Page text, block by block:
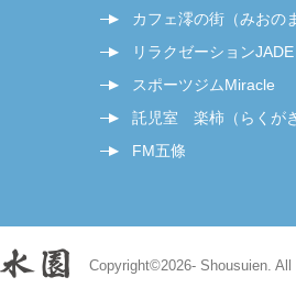
カフェ澪の街（みおの
リラクゼーションJADE
スポーツジムMiracle
託児室 楽柿（らくが
FM五條
Copyright©2026- Shousuien.